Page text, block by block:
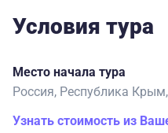
Условия тура
Место начала тура
Россия, Республика
Узнать стоимость из